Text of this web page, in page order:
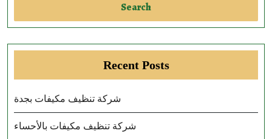
Search
Recent Posts
شركة تنظيف مكيفات بجدة
شركة تنظيف مكيفات بالأحساء